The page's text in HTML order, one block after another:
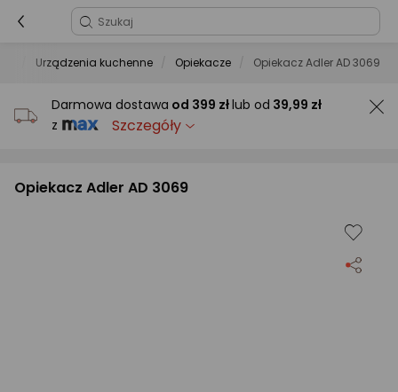
Urządzenia kuchenne Opiekacze Opiekacz Adler AD 3069
Darmowa dostawa od 399 złlub od 39,99 zł
z
Szczegóły
Opiekacz Adler AD 3069